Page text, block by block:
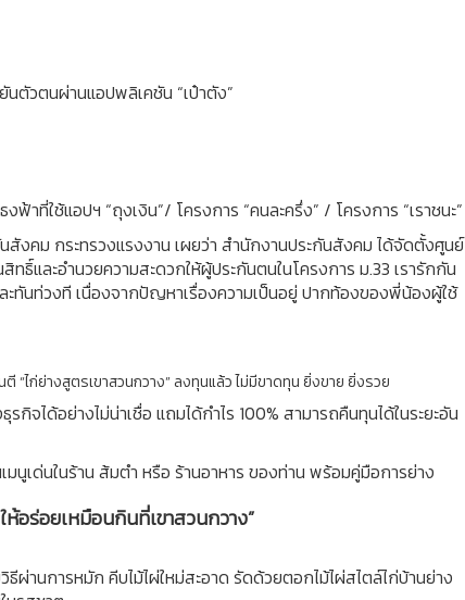
นตัวตนผ่านแอปพลิเคชัน “เป๋าตัง”
าที่ใช้แอปฯ “ถุงเงิน”/ โครงการ “คนละครึ่ง” / โครงการ “เราชนะ”
งคม กระทรวงแรงงาน เผยว่า สำนักงานประกันสังคม ได้จัดตั้งศูนย์
ธิ์และอำนวยความสะดวกให้ผู้ประกันตนในโครงการ ม.33 เรารักกัน
ทันท่วงที เนื่องจากปัญหาเรื่องความเป็นอยู่ ปากท้องของพี่น้องผู้ใช้
“ไก่ย่างสูตรเขาสวนกวาง” ลงทุนแล้ว ไม่มีขาดทุน ยิ่งขาย ยิ่งรวย
รกิจได้อย่างไม่น่าเชื่อ แถมได้กำไร 100% สามารถคืนทุนได้ในระยะอัน
มนูเด่นในร้าน ส้มตำ หรือ ร้านอาหาร ของท่าน พร้อมคู่มือการย่าง
ห้อร่อยเหมือนกินที่เขาสวนกวาง”
ผ่านการหมัก คีบไม้ไผ่ใหม่สะอาด รัดด้วยตอกไม้ไผ่สไตล์ไก่บ้านย่าง